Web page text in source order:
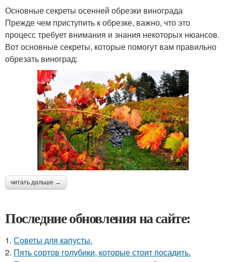
Основные секреты осенней обрезки винограда
Прежде чем приступить к обрезке, важно, что это
процесс требует внимания и знания некоторых нюансов.
Вот основные секреты, которые помогут вам правильно
обрезать виноград:
читать дальше →
Последние обновления на сайте:
1. Советы для капусты.
2. Пять сортов голубики, которые стоит посадить.